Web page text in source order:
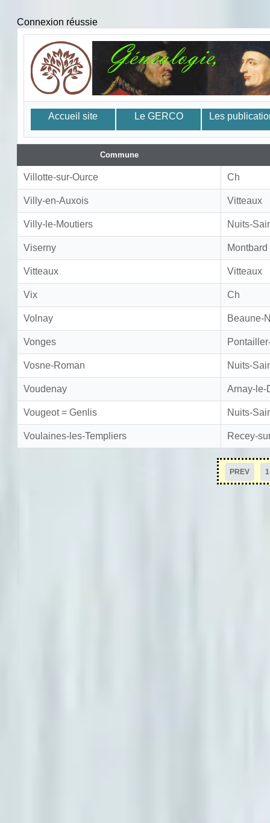
Connexion réussie
Accueil site Le GERCO Les
Commune
Villotte-sur-Ource Ch
Villy-en-Auxois Vitteaux
Villy-le-Moutiers Nuits-
Viserny Montbard
Vitteaux Vitteaux
Vix Ch
Volnay Beaune-
Vonges
Vosne-Roman Nuits-
Voudenay Arnay-le-
Vougeot = Genlis Nuits-
Voulaines-les-Templiers Recey-
PREV 1